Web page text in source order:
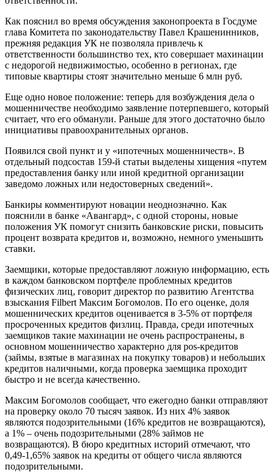
Как пояснил во время обсуждения законопроекта в Госдуме
глава Комитета по законодательству Павел Крашенинников,
прежняя редакция УК не позволяла привлечь к
ответственности большинство тех, кто совершает махинации
с недорогой недвижимостью, особенно в регионах, где
типовые квартиры стоят значительно меньше 6 млн руб.
Еще одно новое положение: теперь для возбуждения дела о
мошенничестве необходимо заявление потерпевшего, который
считает, что его обманули. Раньше для этого достаточно было
инициативы правоохранительных органов.
Появился свой пункт и у «ипотечных мошенничеств». В
отдельный подсостав 159-й статьи выделены хищения «путем
предоставления банку или иной кредитной организации
заведомо ложных или недостоверных сведений».
Банкиры комментируют новации неоднозначно. Как
пояснили в банке «Авангард», с одной стороны, новые
положения УК помогут снизить банковские риски, повысить
процент возврата кредитов и, возможно, немного уменьшить
ставки.
Заемщики, которые предоставляют ложную информацию, есть
в каждом банковском портфеле проблемных кредитов
физических лиц, говорит директор по развитию Агентства
взыскания Filbert Максим Богомолов. По его оценке, доля
мошеннических кредитов оценивается в 3-5% от портфеля
просроченных кредитов физлиц. Правда, среди ипотечных
заемщиков такие махинации не очень распространены, в
основном мошенничество характерно для pos-кредитов
(займы, взятые в магазинах на покупку товаров) и небольших
кредитов наличными, когда проверка заемщика проходит
быстро и не всегда качественно.
Максим Богомолов сообщает, что ежегодно банки отправляют
на проверку около 70 тысяч заявок. Из них 4% заявок
являются подозрительными (16% кредитов не возвращаются),
а 1% – очень подозрительными (28% займов не
возвращаются). В бюро кредитных историй отмечают, что
0,49-1,65% заявок на кредиты от общего числа являются
подозрительными.